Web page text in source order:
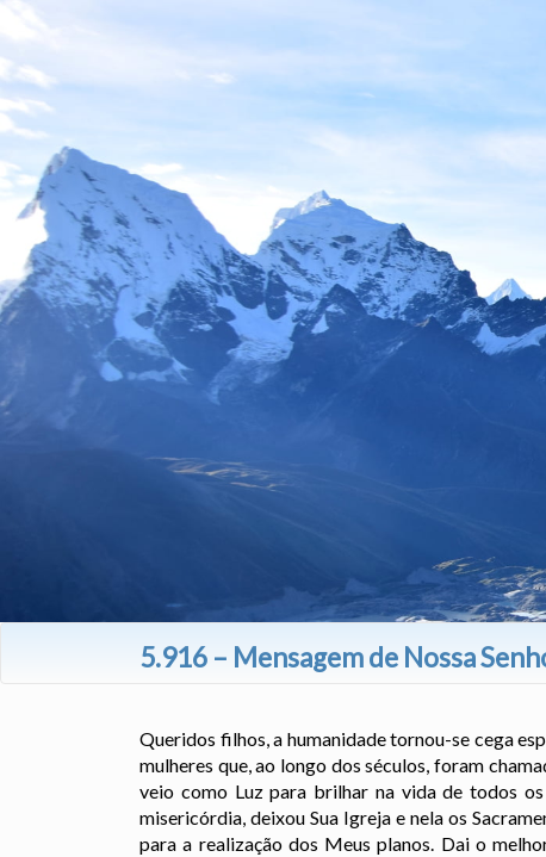
5.916 – Mensagem de Nossa
Queridos filhos, a humanidade tornou-se cega
mulheres que, ao longo dos séculos, foram
veio como Luz para brilhar na vida de todos
misericórdia, deixou Sua Igreja e nela os
para a realização dos Meus planos. Dai o